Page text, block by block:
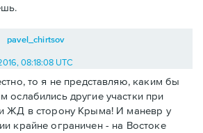
pavel_chirtsov
08:18:08 UTC
то я не представляю, каким бы
ослабились другие участки при
ЖД в сторону Крыма! И маневр у
крайне ограничен - на Востоке